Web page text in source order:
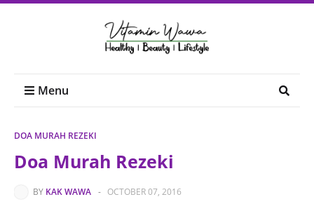
Menu
DOA MURAH REZEKI
Doa Murah Rezeki
BY KAK WAWA - OCTOBER 07, 2016